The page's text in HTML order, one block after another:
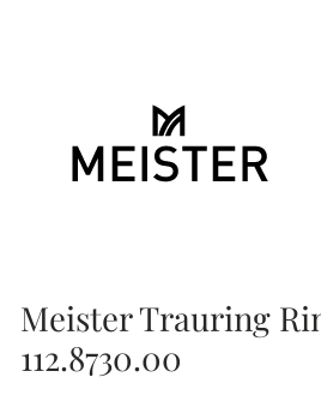
Meister Trauring
112.8730.00